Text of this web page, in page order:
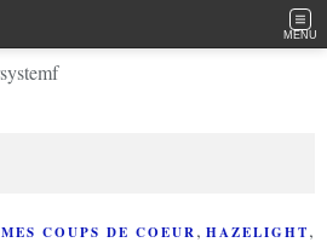
MENU
MES COUPS DE COEUR, HAZELIGHT,